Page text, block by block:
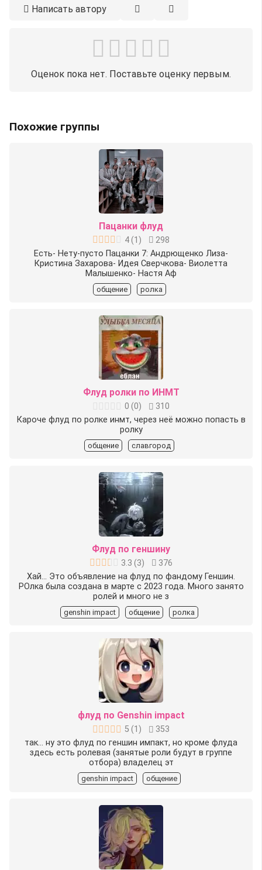
Написать автору
Оценок пока нет. Поставьте оценку первым.
Похожие группы
Пацанки флуд
4(1 )
298
Есть- Нету-пусто Пацанки 7: Андрющенко Лиза-
Кристина Захарова- Идея Сверчкова- Виолетта
Малышенко- Настя Аф
общение ролка
Флуд ролки по ИНМТ
0 (0)
310
Кароче флуд по ролке инмт, через неё можно попасть в
ролку
общение славгород
Флуд по геншину
3.3 (3)
376
Хай... Это объявление на флуд по фандому Геншин.
РОлка была создана в марте с 2023 года. Много занято
ролей и много не з
genshin impact общение ролка
флуд по Genshin impact
5 (1 )
353
так... ну это флуд по геншин импакт, но кроме флуда
здесь есть ролевая (занятые роли будут в группе
отбора) владелец эт
genshin impact общение